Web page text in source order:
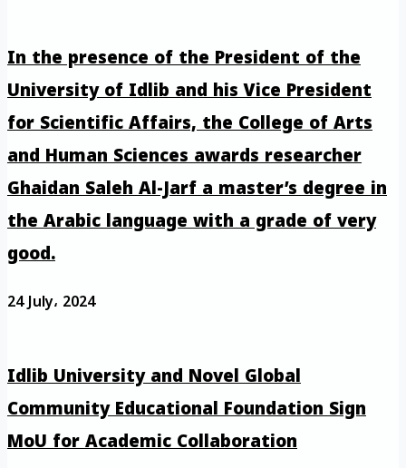
In the presence of the President of the
University of Idlib and his Vice President
for Scientific Affairs, the College of Arts
and Human Sciences awards researcher
Ghaidan Saleh Al-Jarf a master’s degree in
the Arabic language with a grade of very
good.
24 July، 2024
Idlib University and Novel Global
Community Educational Foundation Sign
MoU for Academic Collaboration